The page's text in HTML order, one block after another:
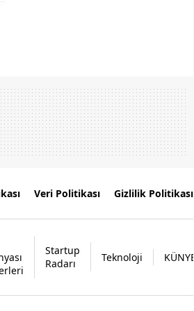
Veri Politikası Gizlilik Politikası
Startup
Radarı
Teknoloji KÜNYE